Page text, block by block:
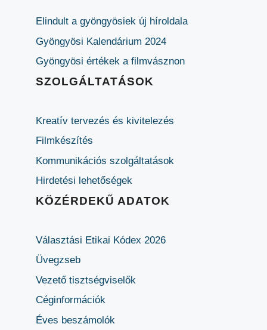
Elindult a gyöngyösiek új híroldala
Gyöngyösi Kalendárium 2024
Gyöngyösi értékek a filmvásznon
SZOLGÁLTATÁSOK
Kreatív tervezés és kivitelezés
Filmkészítés
Kommunikációs szolgáltatások
Hirdetési lehetőségek
KÖZÉRDEKŰ ADATOK
Választási Etikai Kódex 2026
Üvegzseb
Vezető tisztségviselők
Céginformációk
Éves beszámolók